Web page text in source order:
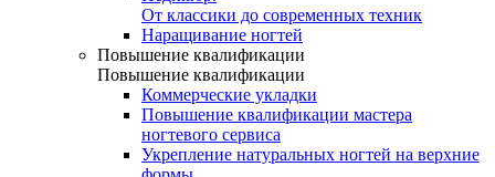
От классики до современных техник
Наращивание ногтей
Повышение квалификации
Повышение квалификации
Коммерческие укладки
Повышение квалификации мастера
ногтевого сервиса
Укрепление натуральных ногтей на верхние